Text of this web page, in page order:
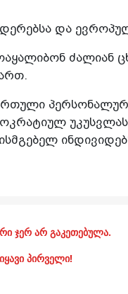
და
ძალიან
ჯერ არ გაკეთებულა.
იყავი პირველი!